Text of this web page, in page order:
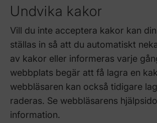
Undvika kakor
Vill du inte acceptera kakor kan
ställas in så att du automatiskt
av kakor eller informeras varje
webbplats begär att få lagra en
webbläsaren kan också tidigare
raderas. Se webbläsarens
information.